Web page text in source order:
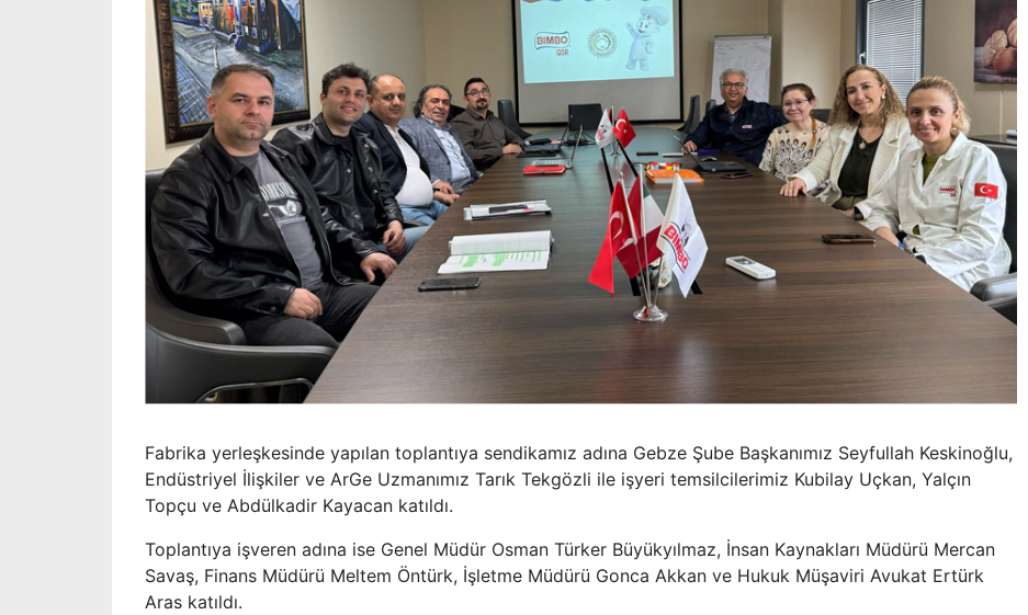
Fabrika yerleşkesinde yapılan toplantıya sendikamız adına Gebze Şube Başkanımız Seyfullah Keskinoğlu,
Endüstriyel İlişkiler ve ArGe Uzmanımız Tarık Tekgözli ile işyeri temsilcilerimiz Kubilay Uçkan, Yalçın
Topçu ve Abdülkadir Kayacan katıldı.
Toplantıya işveren adına ise Genel Müdür Osman Türker Büyükyılmaz, İnsan Kaynakları Müdürü Mercan
Savaş, Finans Müdürü Meltem Öntürk, İşletme Müdürü Gonca Akkan ve Hukuk Müşaviri Avukat Ertürk
Aras katıldı.